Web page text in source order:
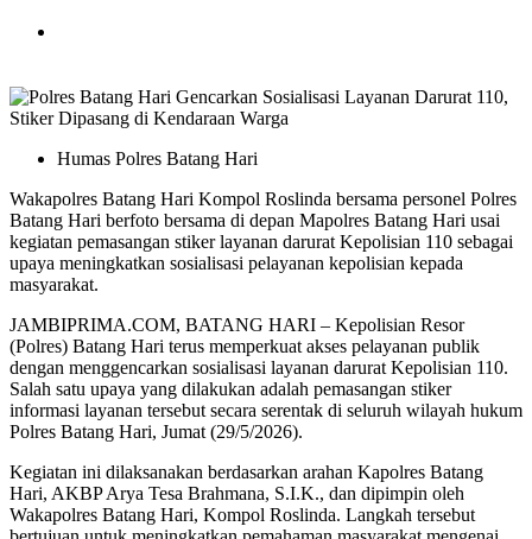
Humas Polres Batang Hari
Wakapolres Batang Hari Kompol Roslinda bersama personel Polres
Batang Hari berfoto bersama di depan Mapolres Batang Hari usai
kegiatan pemasangan stiker layanan darurat Kepolisian 110 sebagai
upaya meningkatkan sosialisasi pelayanan kepolisian kepada
masyarakat.
JAMBIPRIMA.COM, BATANG HARI – Kepolisian Resor
(Polres) Batang Hari terus memperkuat akses pelayanan publik
dengan menggencarkan sosialisasi layanan darurat Kepolisian 110.
Salah satu upaya yang dilakukan adalah pemasangan stiker
informasi layanan tersebut secara serentak di seluruh wilayah hukum
Polres Batang Hari, Jumat (29/5/2026).
Kegiatan ini dilaksanakan berdasarkan arahan Kapolres Batang
Hari, AKBP Arya Tesa Brahmana, S.I.K., dan dipimpin oleh
Wakapolres Batang Hari, Kompol Roslinda. Langkah tersebut